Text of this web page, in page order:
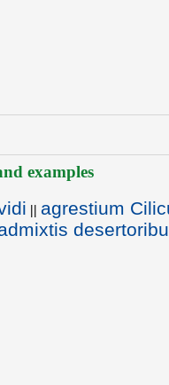
examples
|| agrestium